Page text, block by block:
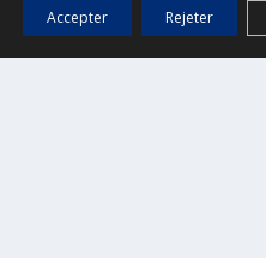
Ville de Saint-Tropez
Accepter Rejeter